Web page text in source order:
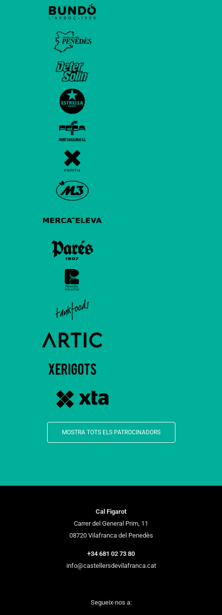
MOSTRA TOTS ELS PATROCINADORS
Cal Figarot
Carrer del General Prim, 11
08720 Vilafranca del Penedès
+34 681 02 73 80
info@castellersdevilafranca.cat
Segueix-nos a: